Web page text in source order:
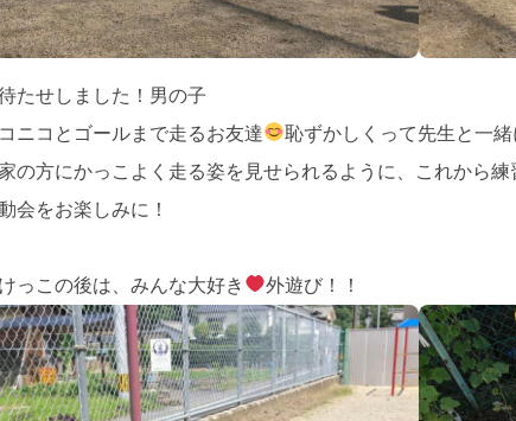
たせしました！男の子
ニコとゴールまで走るお友達
恥ずかしくって先生と一
の方にかっこよく走る姿を見せられるように、これから練
会をお楽しみに！
っこの後は、みんな大好き 外遊び！！